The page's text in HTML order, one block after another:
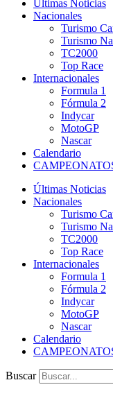
Últimas Noticias
Nacionales
Turismo
Turismo
TC2000
Top Race
Internacionales
Formula 1
Fórmula 2
Indycar
MotoGP
Nascar
Calendario
Últimas Noticias
Nacionales
Turismo
Turismo
TC2000
Top Race
Internacionales
Formula 1
Fórmula 2
Indycar
MotoGP
Nascar
Calendario
Buscar